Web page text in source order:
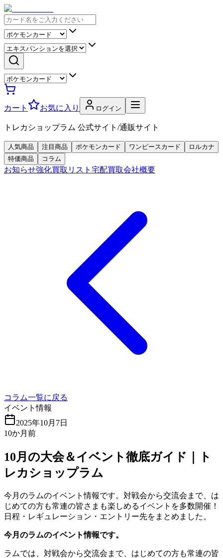
カート お気に入り ログイン
トレカショップラム 公式サイト/通販サイト
人気商品 注目商品 ポケモンカード ワンピースカード
ロルカナ
特価商品
コラム
お知らせ強化買取リスト 宅配買取会社概要
コラム一覧に戻る
イベント情報
2025年10月7日
10か月前
10月の大会＆イベント徹底ガイド｜ト
レカショップラム
今月のラムのイベント情報です。対戦会から交流会まで、は
じめての方も常連の皆さまも楽しめるイベントを多数開催！
日程・レギュレーション・エントリー先をまとめました。
今月のラムのイベント情報です。
ラムでは、対戦会から交流会まで、はじめての方も常連の皆